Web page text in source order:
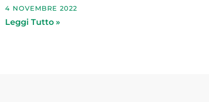
4 NOVEMBRE 2022
Leggi Tutto »